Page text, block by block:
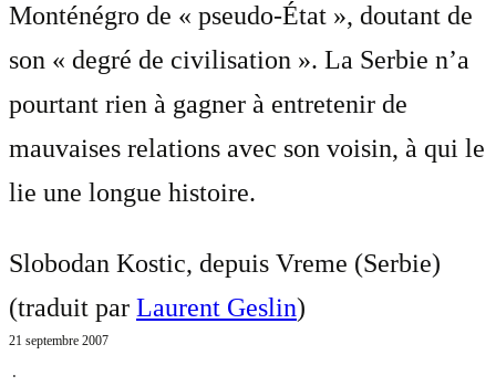
Monténégro de « pseudo-État », doutant de
son « degré de civilisation ». La Serbie n’a
pourtant rien à gagner à entretenir de
mauvaises relations avec son voisin, à qui le
lie une longue histoire.
Slobodan Kostic, depuis Vreme (Serbie)
(traduit par Laurent Geslin)
21 septembre 2007
⋅